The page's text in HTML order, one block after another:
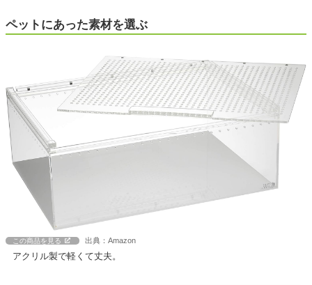
ペットにあった素材を選ぶ
この商品を見る 出典：Amazon
アクリル製で軽くて丈夫。